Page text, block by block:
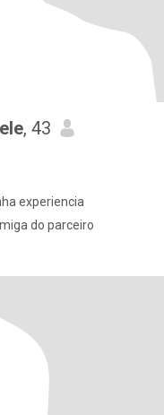
, 43
experiencia
do parceiro